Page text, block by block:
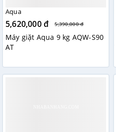
Aqua
5,620,000 đ 5,390,000 đ
Máy giặt Aqua 9 kg AQW-S90
AT